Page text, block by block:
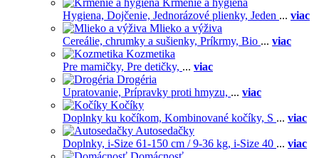
Kŕmenie a hygiena
Hygiena, Dojčenie, Jednorázové plienky, Jeden ... viac
Mlieko a výživa
Cereálie, chrumky a sušienky, Príkrmy, Bio ... viac
Kozmetika
Pre mamičky, Pre detičky, ... viac
Drogéria
Upratovanie, Prípravky proti hmyzu, ... viac
Kočíky
Doplnky ku kočíkom, Kombinované kočíky, S ... viac
Autosedačky
Doplnky, i-Size 61-150 cm / 9-36 kg, i-Size 40 ... viac